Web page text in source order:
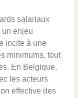
salariaux
enjeu
incite à une
minimums, tout
En Belgique,
les acteurs
effective des